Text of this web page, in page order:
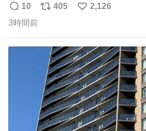
返
信
10
リ
ト
数
405
い
数
2,126
3時間前